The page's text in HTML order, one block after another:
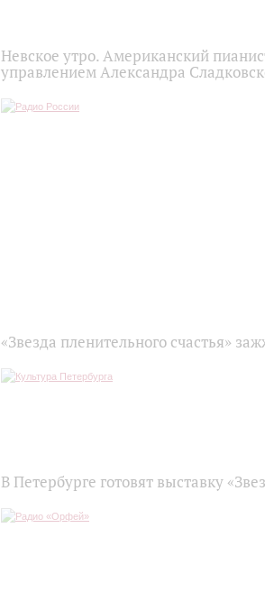
Невское утро. Американский
управлением Александра
«Звезда пленительного счастья»
В Петербурге готовят выставку